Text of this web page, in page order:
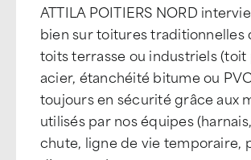
ATTILA POITIERS NORD
bien sur toitures traditionnelles
toits terrasse ou industriels (toit
acier, étanchéité bitume ou
toujours en sécurité grâce aux
utilisés par nos équipes
chute, ligne de vie temporaire,